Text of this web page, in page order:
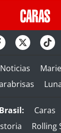
Noticias
Caras
Rolling